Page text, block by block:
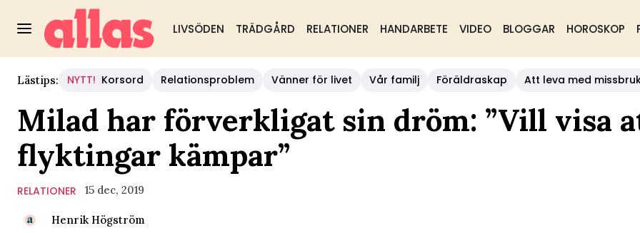
LIVSÖDEN TRÄDGÅRD RELATIONER HANDARBETE VIDEO BLOGGAR HOROSKOP
Lästips: NYTT! Korsord Relationsproblem Vänner för livet Vår familj Föräldraskap Att leva med
Milad har förverkligat sin dröm: ”Vill visa
flyktingar kämpar”
RELATIONER 15 dec, 2019
Henrik Högström